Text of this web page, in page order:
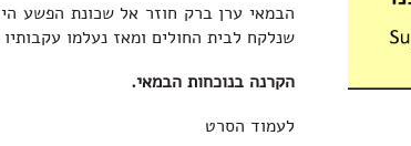
הבמאי ערן ברק חוזר אל שכונת הפשע
שנלקח לבית החולים ומאז נעלמו עקבותיו מזה
הקרנה בנוכחות הבמאי.
לעמוד הסרט